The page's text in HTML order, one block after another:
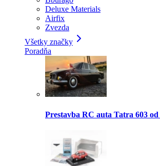
Deluxe Materials
Airfix
Zvezda
Všetky značky
Poradňa
Prestavba RC auta Tatra 603